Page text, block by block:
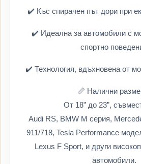
✔️ Къс спирачен път дори при
✔️ Идеална за автомобили с
спортно
✔️ Технология, вдъхновена от
📏 Налични
От 18” до 23”,
Audi RS, BMW M серия,
911/718, Tesla Performance
Lexus F Sport, и други
автомобили.